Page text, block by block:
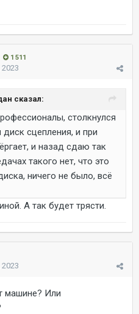
1 511
сказал:
столкнулся
сцепления, и при
и назад сдаю так
такого нет, что это
ничего не было, всё
А так будет трясти.
машине? Или